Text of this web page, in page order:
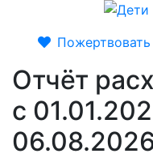
Пожертвовать
Отчёт
с